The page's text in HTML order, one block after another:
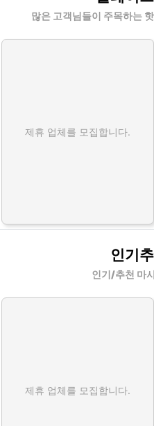
많은 고객님들이 주목하는
제휴 업체를 모집합니다.
인기
인기/추천 마
제휴 업체를 모집합니다.